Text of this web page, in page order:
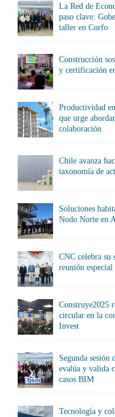
La Red de
paso clave:
taller en Corfo
Construcción
y certificación
Productividad
que urge
colaboración
Chile avanza
taxonomía de
Soluciones
Nodo Norte en
CNC celebra su
reunión
Construye2025
circular en la
Invest
Segunda
evalúa y valida
casos BIM
Tecnología y